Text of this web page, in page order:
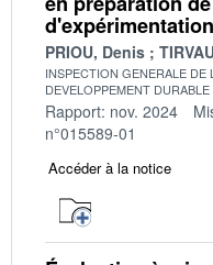
d'expérimentation
PRIOU, Denis
INSPECTION GENERALE
DEVELOPPEMENT
Rapport: nov. 2024
n°015589-01
Accéder à la notice